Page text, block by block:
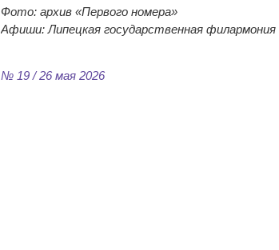
Фото: архив «Первого номера»
Афиши: Липецкая государственная филармония
№ 19 / 26 мая 2026